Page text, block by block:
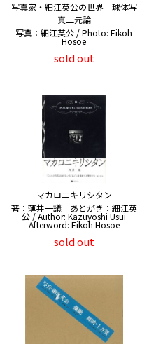
写真家・細江英公の世界 球体写
真二元論
写真：細江英公 / Photo: Eikoh
Hosoe
sold out
マカロニキリシタン
著：薄井一議 あとがき：細江英
公 / Author: Kazuyoshi Usui
Afterword: Eikoh Hosoe
sold out